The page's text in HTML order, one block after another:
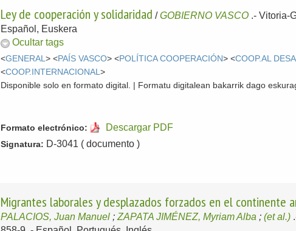
Ley de cooperación y solidaridad /GOBIERNO VASCO .-Vitoria-
Español, Euskera
Ocultar tags
<GENERAL> <PAÍS VASCO> <POLÍTICA COOPERACIÓN> <COOP.AL
<COOP.INTERNACIONAL>
Disponible solo en formato digital. | Formatu digitalean bakarrik dago
Formato electrónico: Descargar PDF
Signatura: D-3041 ( documento )
Migrantes laborales y desplazados forzados en el continente
PALACIOS, Juan Manuel ;ZAPATA JIMÉNEZ, Myriam Alba ;(et al.)